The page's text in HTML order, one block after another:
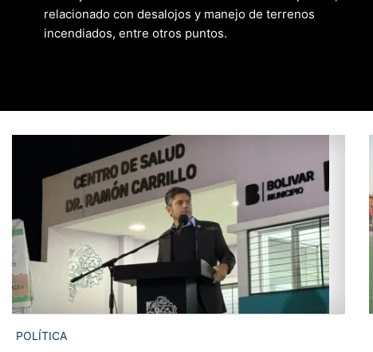
relacionado con desalojos y manejo de terrenos
incendiados, entre otros puntos.
POLÍTICA